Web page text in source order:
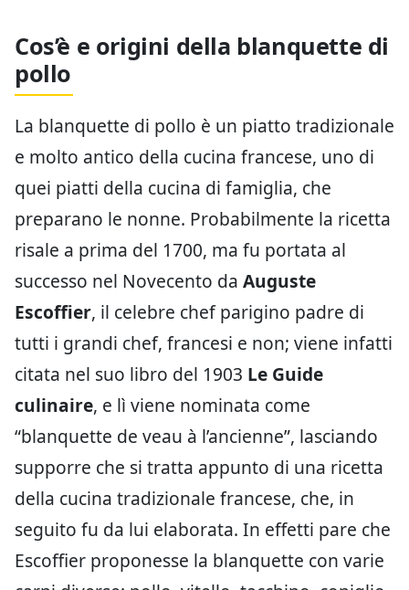
Cos’è e origini della blanquette di
pollo
La blanquette di pollo è un piatto tradizionale
e molto antico della cucina francese, uno di
quei piatti della cucina di famiglia, che
preparano le nonne. Probabilmente la ricetta
risale a prima del 1700, ma fu portata al
successo nel Novecento da Auguste
Escoffier, il celebre chef parigino padre di
tutti i grandi chef, francesi e non; viene infatti
citata nel suo libro del 1903 Le Guide
culinaire, e lì viene nominata come
“blanquette de veau à l’ancienne”, lasciando
supporre che si tratta appunto di una ricetta
della cucina tradizionale francese, che, in
seguito fu da lui elaborata. In effetti pare che
Escoffier proponesse la blanquette con varie